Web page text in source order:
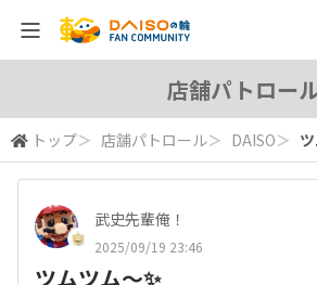
店舗パトロー
トップ＞ 店舗パトロール＞ DAISO＞
武史先輩俺！
2025/09/19 23:46
ツムツム～✨